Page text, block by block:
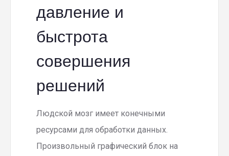
давление и
быстрота
совершения
решений
Людской мозг имеет конечными
ресурсами для обработки данных.
Произвольный графический блок на